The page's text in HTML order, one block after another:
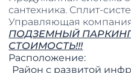
сантехника. Сплит-
Управляющая
ПОДЗЕМНЫЙ
СТОИМОСТЬ!!!
Расположение:
Район с развитой